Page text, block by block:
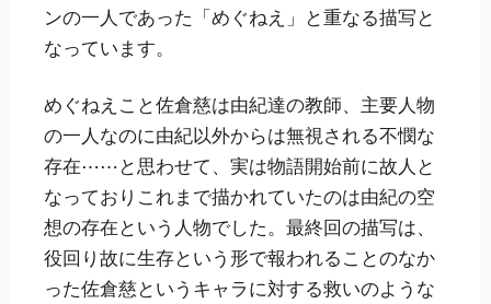
ンの一人であった「めぐねえ」と重なる描写と
なっています。
めぐねえこと佐倉慈は由紀達の教師、主要人物
の一人なのに由紀以外からは無視される不憫な
存在⋯⋯と思わせて、実は物語開始前に故人と
なっておりこれまで描かれていたのは由紀の空
想の存在という人物でした。最終回の描写は、
役回り故に生存という形で報われることのなか
った佐倉慈というキャラに対する救いのような